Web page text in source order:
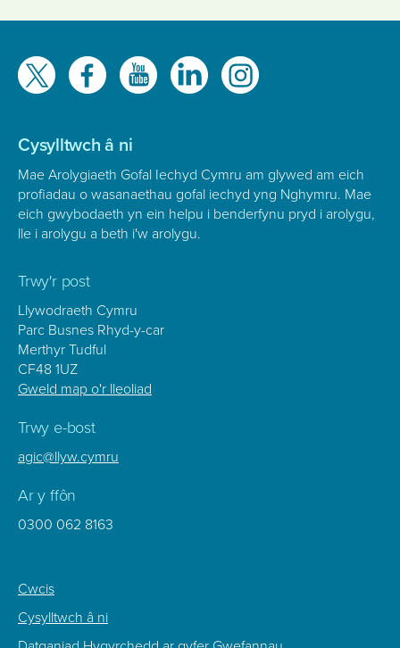
Gwelwch
ni
Cysylltwch â ni
Mae Arolygiaeth Gofal Iechyd Cymru am glywed am eich
profiadau o wasanaethau gofal iechyd yng Nghymru. Mae
eich gwybodaeth yn ein helpu i benderfynu pryd i arolygu,
lle i arolygu a beth i'w arolygu.
Trwy'r post
Llywodraeth Cymru
Parc Busnes Rhyd-y-car
Merthyr Tudful
CF48 1UZ
Gweld map o'r lleoliad
Trwy e-bost
agic@llyw.cymru
Ar y ffôn
0300 062 8163
Footer
Sub
Menu
Cwcis
Cysylltwch â ni